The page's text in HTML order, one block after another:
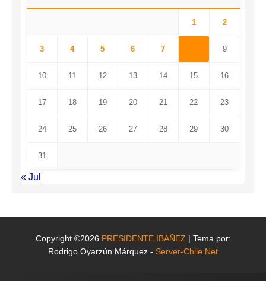
1 2
3 4 5 6 7 9
10 11 12 13 14 15 16
17 18 19 20 21 22 23
24 25 26 27 28 29 30
31
« Jul
Copyright ©2026 PRESIDENTE IBAÑEZ | Tema por:
Rodrigo Oyarzún Márquez - Server-Chile.Net